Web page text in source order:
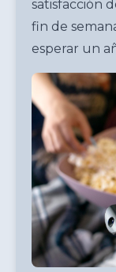
satisfacción
fin de
esperar un